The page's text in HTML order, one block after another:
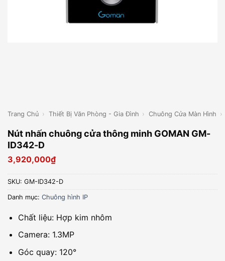
Trang Chủ › Thiết Bị Văn Phòng - Gia Đình › Chuông Cửa Màn Hình ›
Nút nhấn chuông cửa thông minh GOMAN GM-
ID342-D
3,920,000₫
SKU: GM-ID342-D
Danh mục: Chuông hình IP
Chất liệu: Hợp kim nhôm
Camera: 1.3MP
Góc quay: 120°